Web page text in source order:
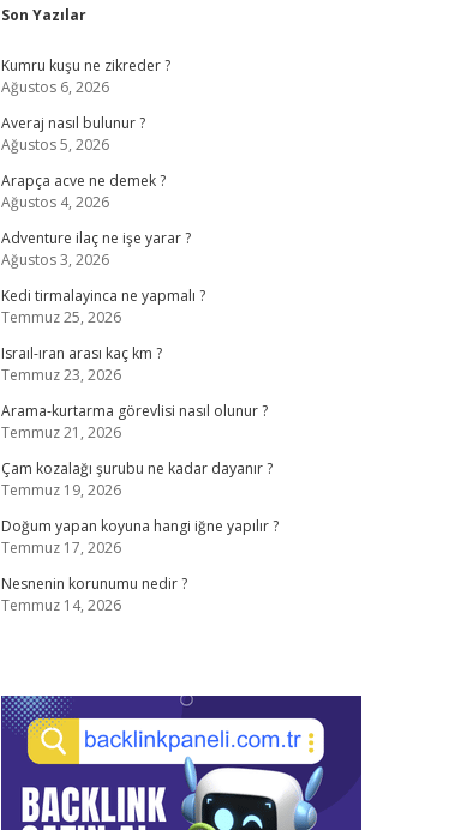
Sidebar
Son Yazılar
Kumru kuşu ne zikreder ?
Ağustos 6, 2026
Averaj nasıl bulunur ?
Ağustos 5, 2026
Arapça acve ne demek ?
Ağustos 4, 2026
Adventure ilaç ne işe yarar ?
Ağustos 3, 2026
Kedi tirmalayinca ne yapmalı ?
Temmuz 25, 2026
Israıl-ıran arası kaç km ?
Temmuz 23, 2026
Arama-kurtarma görevlisi nasıl olunur ?
Temmuz 21, 2026
Çam kozalağı şurubu ne kadar dayanır ?
Temmuz 19, 2026
Doğum yapan koyuna hangi iğne yapılır ?
Temmuz 17, 2026
Nesnenin korunumu nedir ?
Temmuz 14, 2026